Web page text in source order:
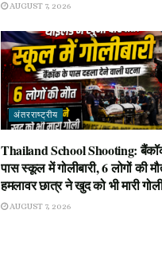
AUGUST 7, 2026
अंतरराष्ट्रीय
Thailand School Shooting:
पास स्कूल में गोलीबारी, 6 लोगों की
हमलावर छात्र ने खुद को भी मारी
AUGUST 7, 2026